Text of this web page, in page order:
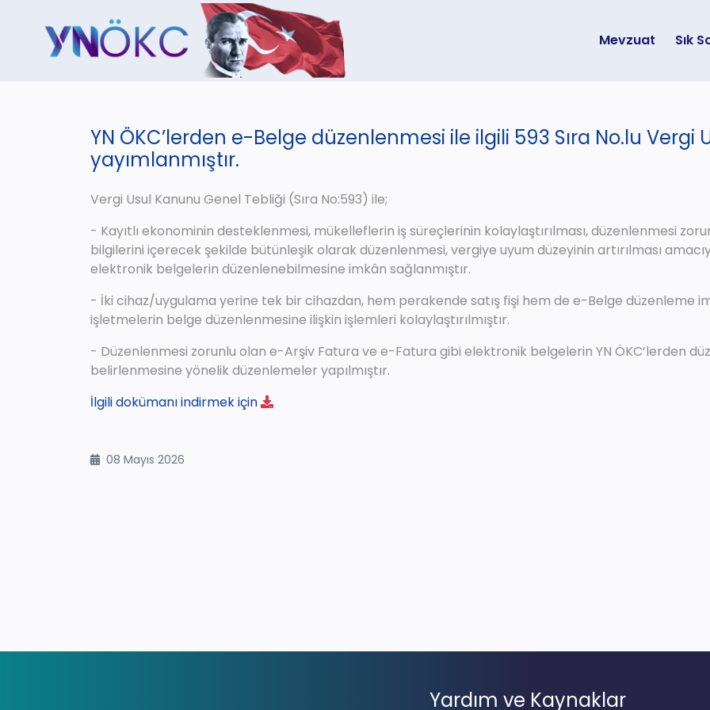
Mevzuat Sık
YN ÖKC’lerden e-Belge düzenlenmesi ile ilgili 593 Sıra No.lu Vergi
yayımlanmıştır.
Vergi Usul Kanunu Genel Tebliği (Sıra No:593) ile;
- Kayıtlı ekonominin desteklenmesi, mükelleflerin iş süreçlerinin kolaylaştırılması, düzenlenmesi
bilgilerini içerecek şekilde bütünleşik olarak düzenlenmesi, vergiye uyum düzeyinin artırılması
elektronik belgelerin düzenlenebilmesine imkân sağlanmıştır.
- İki cihaz/uygulama yerine tek bir cihazdan, hem perakende satış fişi hem de e-Belge düzenleme
işletmelerin belge düzenlenmesine ilişkin işlemleri kolaylaştırılmıştır.
- Düzenlenmesi zorunlu olan e-Arşiv Fatura ve e-Fatura gibi elektronik belgelerin YN ÖKC’lerden
belirlenmesine yönelik düzenlemeler yapılmıştır.
İlgili dokümanı indirmek için
08 Mayıs 2026
Yardım ve Kaynaklar